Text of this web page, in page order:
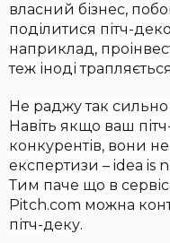
власний бізнес,
поділитися пітч-
наприклад,
теж іноді
Не раджу так сильно
Навіть якщо ваш
конкурентів, вони
експертизи – idea is
Тим паче що в
Pitch.com можна
пітч-деку.